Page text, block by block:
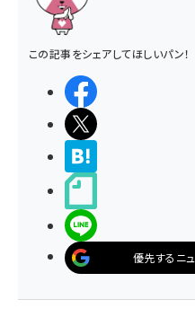
この記事をシェアしてほしいパン！
優先するニ